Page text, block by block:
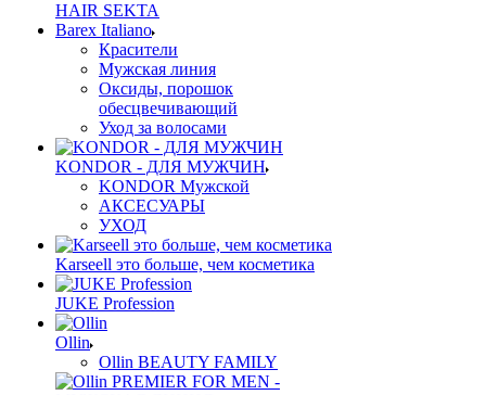
HAIR SEKTA
Barex Italiano
Красители
Мужская линия
Оксиды, порошок
обесцвечивающий
Уход за волосами
KONDOR - ДЛЯ МУЖЧИН
KONDOR Мужской
АКСЕСУАРЫ
УХОД
Karseell это больше, чем косметика
JUKE Profession
Ollin
Ollin BEAUTY FAMILY